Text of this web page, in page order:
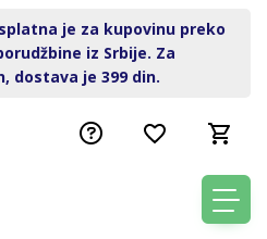
je za kupovinu preko
iz Srbije. Za
dostava je 399 din.